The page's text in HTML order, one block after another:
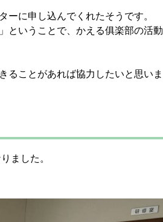
に申し込んでくれたそうです。
ということで、かえる俱楽部の活動
ることがあれば協力したいと思いま
ました。